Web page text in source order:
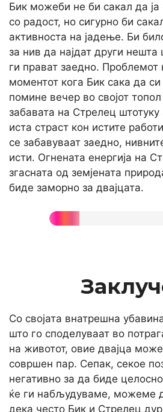
Бик можеби не би сакал да ја
со радост, но сигурно би
активноста на јадење. Би
за нив да најдат други
ги прават заедно. Проблемот
моментот кога Бик сака да
помине вечер во својот
забавата на Стрелец
иста страст кон истите
се забавуваат заедно,
исти. Огнената енергија на
згасната од земјената
биде заморно за двајцата.
Со својата внатрешна
што го споделуваат во
на животот, овие двајца
совршен пар. Сепак, секое
негативно за да биде
ќе ги набљудуваме, можеме
дека често Бик и Стрелец